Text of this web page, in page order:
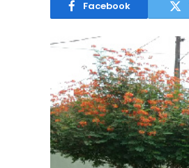
Facebook